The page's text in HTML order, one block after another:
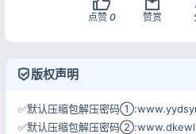
点赞 0 赞赏
版权声明
✅默认压缩包解压密码
✅默认压缩包解压密码
用户协议